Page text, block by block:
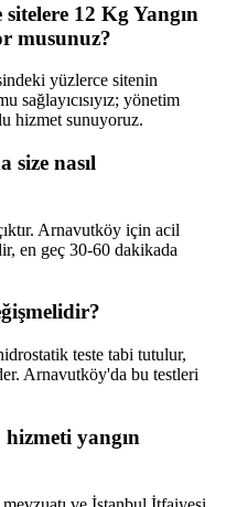
12 Kg Yangın
musunuz?
yüzlerce sitenin
sağlayıcısıyız; yönetim
hizmet sunuyoruz.
nasıl
Arnavutköy için acil
en geç 30-60 dakikada
teste tabi tutulur,
Arnavutköy'da bu testleri
yangın